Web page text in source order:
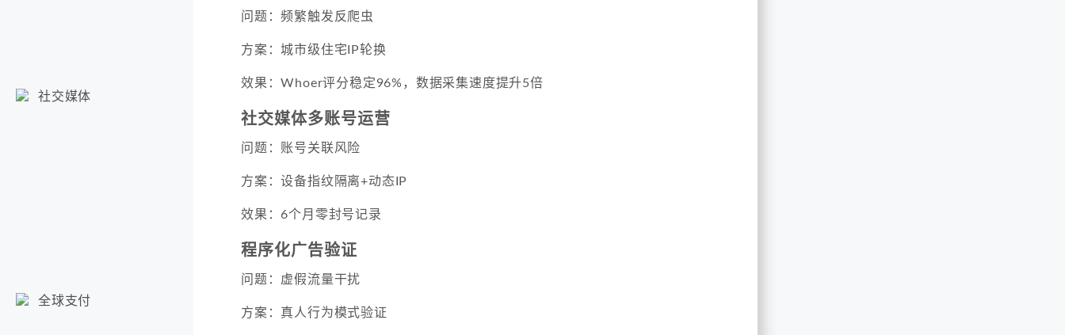
社交媒体
全球支付
问题：频繁触发反爬虫
方案：城市级住宅IP轮换
效果：Whoer评分稳定96%，数据采集速度提升5倍
社交媒体多账号运营
问题：账号关联风险
方案：设备指纹隔离+动态IP
效果：6个月零封号记录
程序化广告验证
问题：虚假流量干扰
方案：真人行为模式验证